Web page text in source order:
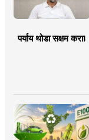
पर्याय थोडा सक्षम करा!